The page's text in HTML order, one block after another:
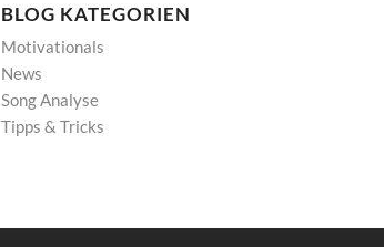
BLOG KATEGORIEN
Motivationals
News
Song Analyse
Tipps & Tricks